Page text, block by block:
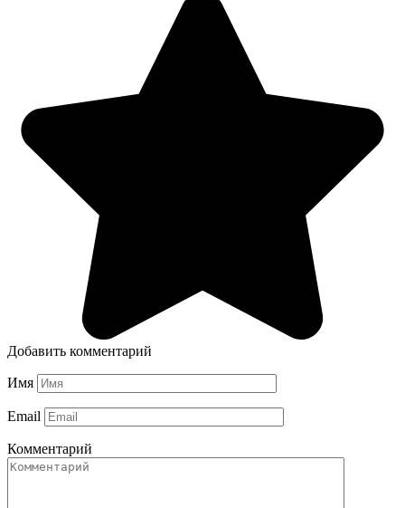
Добавить комментарий
Имя
Email
Комментарий